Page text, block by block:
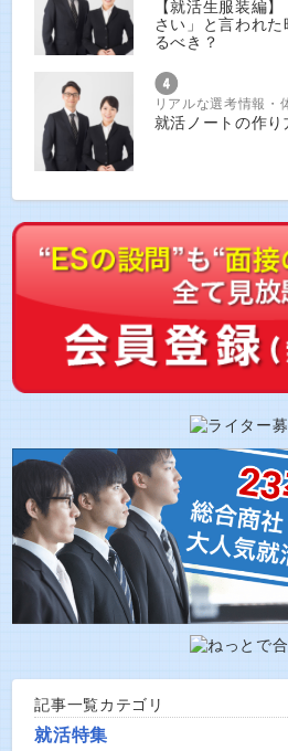
【就活生服装編
さい」と言われ
るべき？
リアルな選考情報・
就活ノートの作り
記事一覧カテゴリ
就活特集